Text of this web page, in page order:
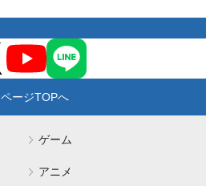
ページTOPへ
ゲーム
アニメ